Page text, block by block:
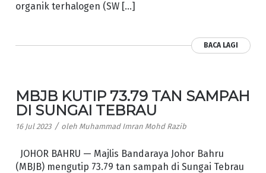
organik terhalogen (SW […]
BACA LAGI
MBJB KUTIP 73.79 TAN SAMPAH
DI SUNGAI TEBRAU
16 Jul 2023 / oleh Muhammad Imran Mohd Razib
JOHOR BAHRU — Majlis Bandaraya Johor Bahru
(MBJB) mengutip 73.79 tan sampah di Sungai Tebrau